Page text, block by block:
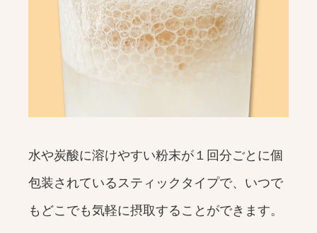
水や炭酸に溶けやすい粉末が１回分ごとに個
包装されているスティックタイプで、いつで
もどこでも気軽に摂取することができます。